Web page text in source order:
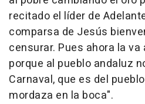
recitado el líder de
comparsa de Jesús
censurar. Pues ahora la
porque al pueblo andaluz
Carnaval, que es del
mordaza en la boca".